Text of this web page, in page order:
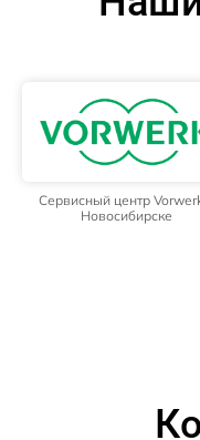
Сервисный центр
Новосибирске